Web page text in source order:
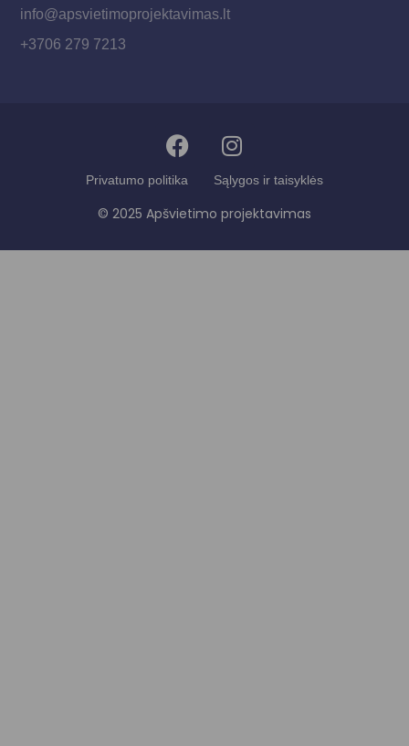
info@apsvietimoprojektavimas.lt
+3706 279 7213
Privatumo politika Sąlygos ir taisyklės
© 2025 Apšvietimo projektavimas